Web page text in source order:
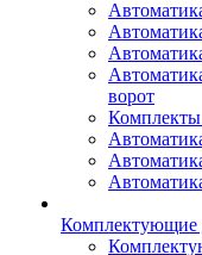
ворот
Комплекты
Комплектующие